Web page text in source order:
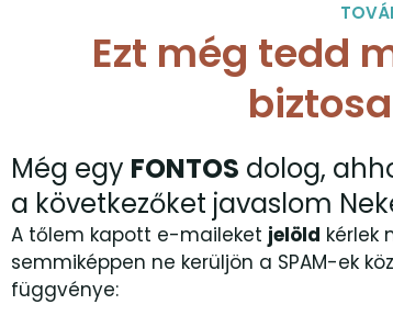
Ezt még tedd
Még egy FONTOS dolog,
a következőket javaslom
A tőlem kapott e-maileket jelöld kérlek
semmiképpen ne kerüljön a SPAM-ek
függvénye: